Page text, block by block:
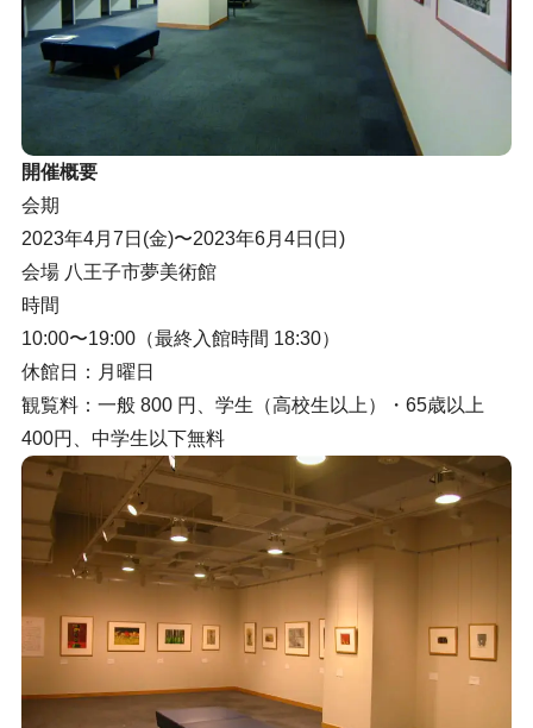
開催概要
会期
2023年4月7日(金)〜2023年6月4日(日)
会場 八王子市夢美術館
時間
10:00〜19:00（最終入館時間 18:30）
休館日：月曜日
観覧料：一般 800 円、学生（高校生以上）・65歳以上
400円、中学生以下無料